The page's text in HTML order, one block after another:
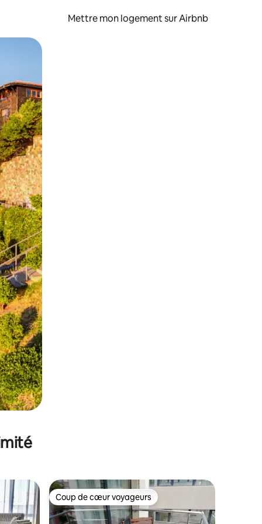
Mettre mon logement sur Airbnb
glisser.
Coup de cœur voyageurs
Coup de cœur voyageurs